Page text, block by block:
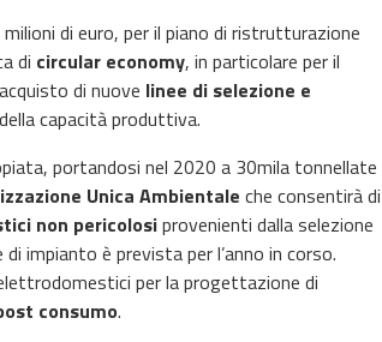
di euro, per il piano di ristrutturazione
di circular economy, in particolare per il
di nuove linee di selezione e
capacità produttiva.
portandosi nel 2020 a 30mila tonnellate
Unica Ambientale che consentirà di
non pericolosiprovenienti dalla selezione
impianto è prevista per l’anno in corso.
per la progettazione di
consumo.